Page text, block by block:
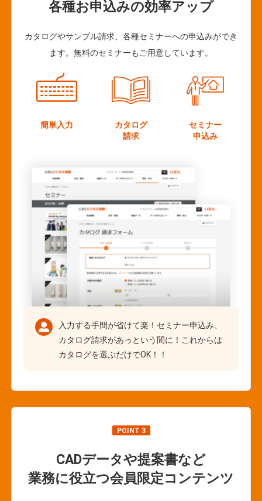
各種お申込みの効率アップ
カタログやサンプル請求、各種セミナーへの申込みができ
ます。無料のセミナーもご用意しています。
簡単入力
カタログ
請求
セミナー
申込み
入力する手間が省けて楽！セミナー申込み、
カタログ請求があっという間に！これからは
カタログを選ぶだけでOK！！
POINT 3
CADデータや提案書など
業務に役立つ会員限定コンテンツ